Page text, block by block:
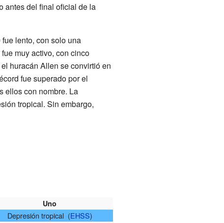
antes del final oficial de la
lento, con solo una
muy activo, con cinco
huracán Allen se convirtió en
fue superado por el
ellos con nombre. La
tropical. Sin embargo,
Uno
Depresión tropical (EHSS)